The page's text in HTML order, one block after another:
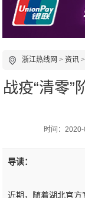
浙江热线网 >资讯
战疫“清零”
时间：
导读：
近期，随着湖北官方